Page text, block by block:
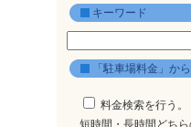
キーワード
「駐車場料金」か
料金検索を行う。
短時間・長時間どち